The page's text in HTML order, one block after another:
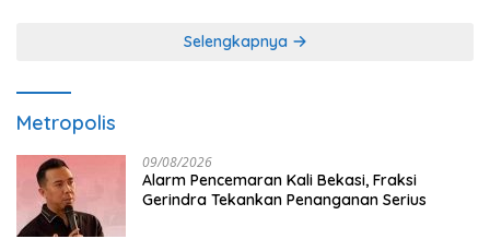
Selengkapnya
Metropolis
09/08/2026
Alarm Pencemaran Kali Bekasi, Fraksi
Gerindra Tekankan Penanganan Serius